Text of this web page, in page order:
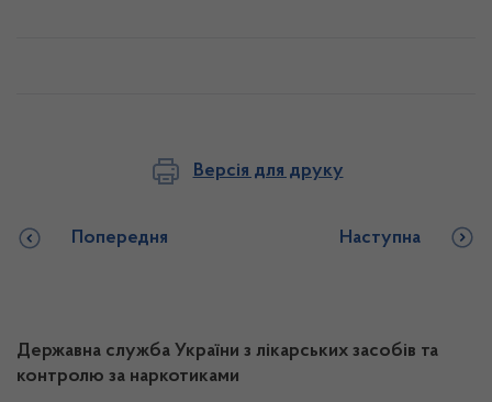
Версія для друку
Попередня Наступна
Державна служба України з лікарських засобів та
контролю за наркотиками